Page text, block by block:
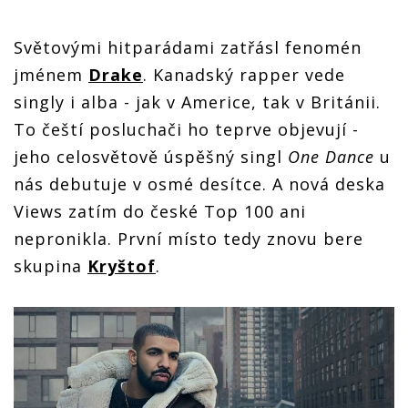
Světovými hitparádami zatřásl fenomén
jménem Drake. Kanadský rapper vede
singly i alba - jak v Americe, tak v Británii.
To čeští posluchači ho teprve objevují -
jeho celosvětově úspěšný singl One Dance u
nás debutuje v osmé desítce. A nová deska
Views zatím do české Top 100 ani
nepronikla. První místo tedy znovu bere
skupina Kryštof.